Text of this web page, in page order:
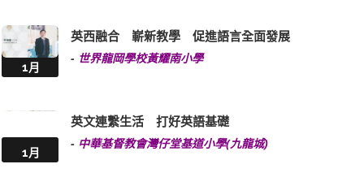
1月
英西融合 嶄新教學 促進語言全面發展
- 世界龍岡學校黃耀南小學
1月
英文連繫生活 打好英語基礎
- 中華基督教會灣仔堂基道小學(九龍城)